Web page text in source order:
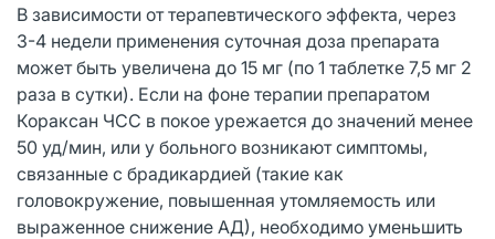
В зависимости от терапевтического эффекта, через
3-4 недели применения суточная доза препарата
может быть увеличена до 15 мг (по 1 таблетке 7,5 мг 2
раза в сутки). Если на фоне терапии препаратом
Кораксан ЧСС в покое урежается до значений менее
50 уд/мин, или у больного возникают симптомы,
связанные с брадикардией (такие как
головокружение, повышенная утомляемость или
выраженное снижение АД), необходимо уменьшить